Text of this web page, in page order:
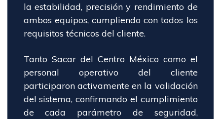
la estabilidad, precisión y rendimiento de
ambos equipos, cumpliendo con todos los
requisitos técnicos del cliente.
Tanto Sacar del Centro México como el
personal operativo del cliente
participaron activamente en la validación
del sistema, confirmando el cumplimiento
de cada parámetro de seguridad,